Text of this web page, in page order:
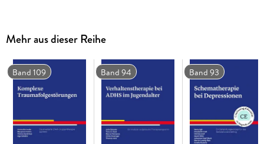
anzutreffen sind.
Nach einem Überblick über aktuelle Erkenntnisse zum
aggressiven Verhalten zeigt eine Einführung in die
Grundlagen der Schematherapie anhand von Beispielen,
welche Modusklassen, einschließlich forensisch relevanter
Modi, es gibt. Ausführlich wird dann auf die
schematherapeutische Fallkonzeptualisierung bei Menschen
mit aggressivem Verhalten eingegangen und es wird die
schematherapeutische Beziehungsgestaltung nach den
Mehr aus dieser Reihe
Band 109 Band 94 Band 93